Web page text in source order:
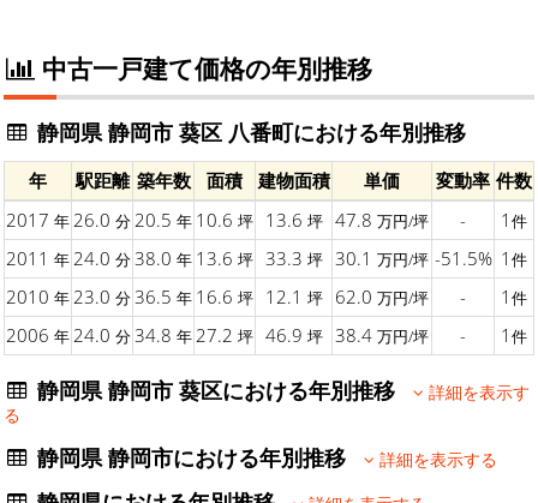
中古一戸建て価格の年別推移
静岡県 静岡市 葵区 八番町における年別推移
年 駅距離 築年数 面積 建物面積 単価 変動率 件数
2017 年26.0 分20.5 年 10.6 坪 13.6 坪 47.8 万円/坪 - 1 件
2011 年24.0 分38.0 年 13.6 坪 33.3 坪 30.1 万円/坪 -51.5% 1 件
2010 年23.0 分36.5 年 16.6 坪 12.1 坪 62.0 万円/坪 - 1 件
2006 年24.0 分34.8 年27.2 坪 46.9 坪 38.4 万円/坪 - 1 件
静岡県 静岡市 葵区における年別推移
詳細を表示す
る
静岡県 静岡市における年別推移 詳細を表示する